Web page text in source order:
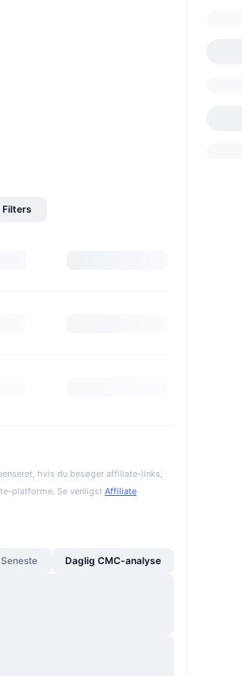
Filters
hvis du besøger affiliate-links,
platforme. Se venligst Affiliate
Seneste Daglig CMC-analyse